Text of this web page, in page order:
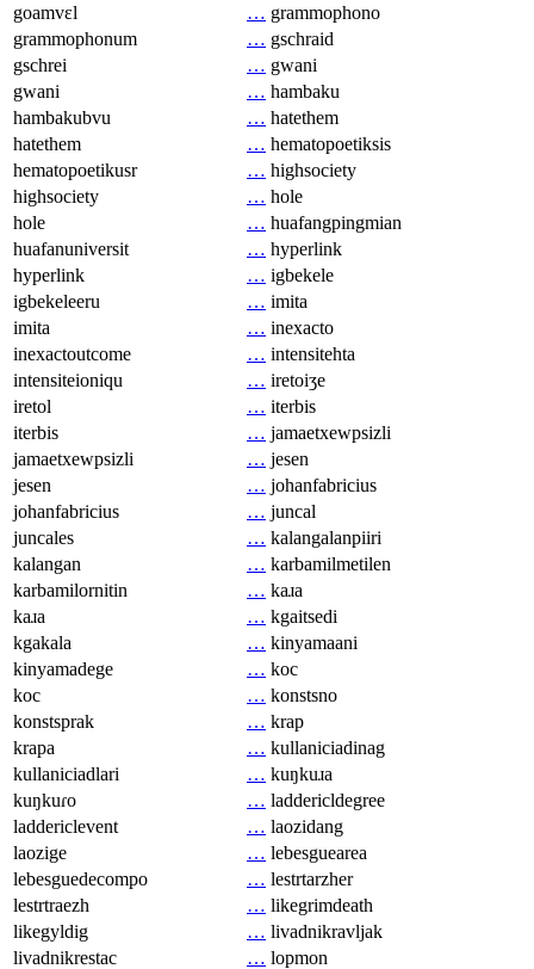
goamvɛl
… grammophono
grammophonum
… gschraid
gschrei
… gwani
gwani
… hambaku
hambakubvu
… hatethem
hatethem
… hematopoetiksis
hematopoetikusr
… highsociety
highsociety
… hole
hole
… huafangpingmian
huafanuniversit
… hyperlink
hyperlink
… igbekele
igbekeleeru
… imita
imita
… inexacto
inexactoutcome
… intensitehta
intensiteioniqu
… iretoiʒe
iretol
… iterbis
iterbis
… jamaetxewpsizli
jamaetxewpsizli
… jesen
jesen
… johanfabricius
johanfabricius
… juncal
juncales
… kalangalanpiiri
kalangan
… karbamilmetilen
karbamilornitin
… kaɹa
kaɹa
… kgaitsedi
kgakala
… kinyamaani
kinyamadege
… koc
koc
… konstsno
konstsprak
… krap
krapa
… kullaniciadinag
kullaniciadlari
… kuŋkuɹa
kuŋkuɾo
… laddericldegree
laddericlevent
… laozidang
laozige
… lebesguearea
lebesguedecompo
… lestrtarzher
lestrtraezh
… likegrimdeath
likegyldig
… livadnikravljak
livadnikrestac
… lopmon